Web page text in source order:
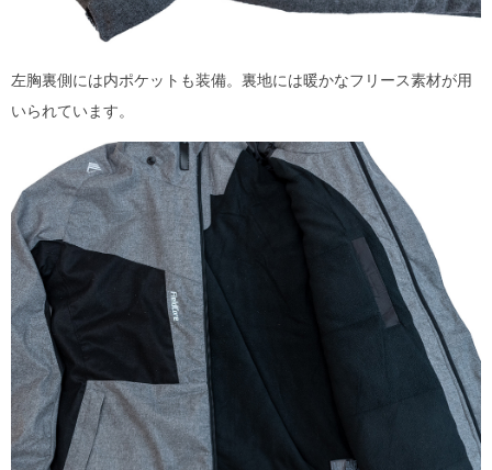
左胸裏側には内ポケットも装備。裏地には暖かなフリース素材が用
いられています。